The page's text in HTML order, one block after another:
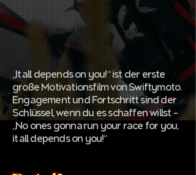
„It all depends on you!“ ist der erste
große Motivationsfilm von Swiftymoto.
Engagement und Fortschritt sind der
Schlüssel, wenn du es schaffen willst –
„No ones gonna run your race for you,
it all depends on you!“